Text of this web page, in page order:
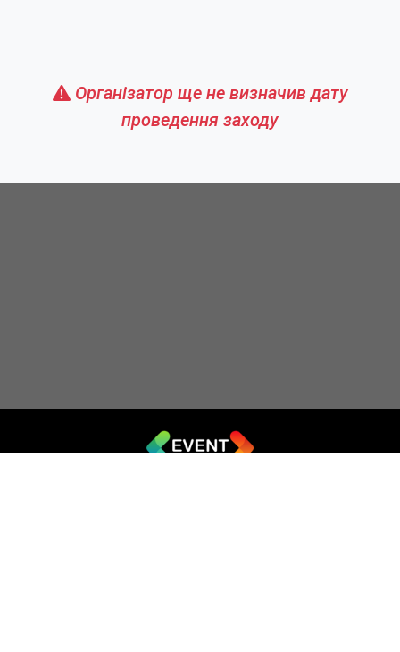
Організатор ще не визначив дату
проведення заходу